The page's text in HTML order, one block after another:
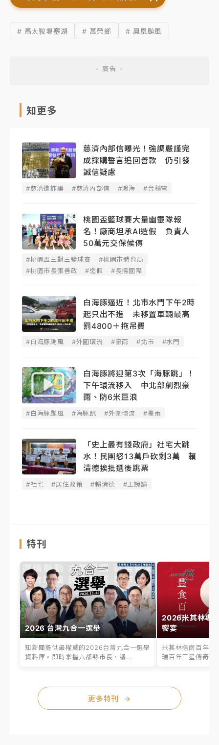
# 馬太鞍堰塞湖 # 萬榮鄉 # 鳳凰颱風
知更多
慈濟內部信曝光！強調嚴謹完
成採購誓言追回善款 仍引發
誠信疑慮
#慈濟遭詐騙 #慈濟內部信 #鴻海 #台積電
桃園盃籃球賽大量幽靈隊報
名！廠商坦承AI造假 負責人
50萬元交保候傳
#桃園盃三對三籃球賽
#桃園市體育局
#桃園市長張善政
#造假 #長揚國際
白海豚逼近！北市水門下午2時
起只出不進 未移置車輛最高
罰4800＋拖吊費
#白海豚颱風 #外圍環流 #豪雨 #北市 #水門
白海豚將迎第3次「海豚跳」！
下午環流移入 中北部劇烈豪
雨、防6米巨浪
#白海豚颱風 #海豚跳 #外圍環流 #豪雨
「史上最有錢政府」社宅大跳
水！民團怒13萬戶砍剩3萬 賴
清德挨批選後跳票
#社宅 #居住政策 #賴清德 #王婉諭
特刊
2026 台灣九合一選舉
知新聞提供最權威的2026台灣九合一選舉
資料庫。即時掌握六都縣市長、議...
2026米其林專
饗宴
米其林指南百年之
瑞百年三星傳奇、
更多特刊 →